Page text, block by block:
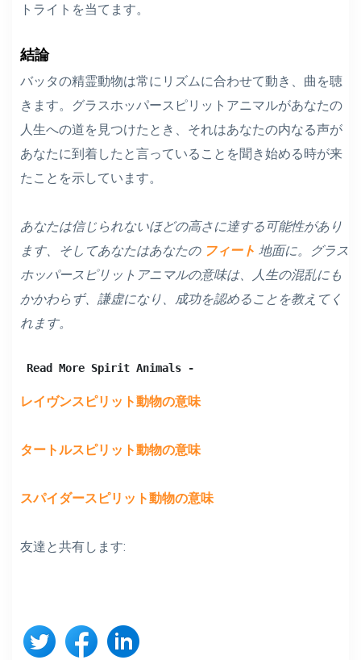
トライトを当てます。
結論
バッタの精霊動物は常にリズムに合わせて動き、曲を聴
きます。グラスホッパースピリットアニマルがあなたの
人生への道を見つけたとき、それはあなたの内なる声が
あなたに到着したと言っていることを聞き始める時が来
たことを示しています。
あなたは信じられないほどの高さに達する可能性があり
ます、そしてあなたはあなたの フィート 地面に。グラス
ホッパースピリットアニマルの意味は、人生の混乱にも
かかわらず、謙虚になり、成功を認めることを教えてく
れます。
Read More Spirit Animals -
レイヴンスピリット動物の意味
タートルスピリット動物の意味
スパイダースピリット動物の意味
友達と共有します: